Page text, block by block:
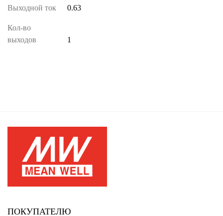
Выходной ток 0.63
Кол-во
выходов
1
ПОКУПАТЕЛЮ